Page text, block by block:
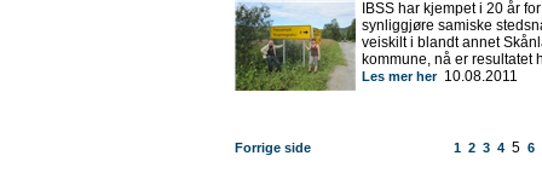
IBSS har kjempet i 20 år
synliggjøre samiske
veiskilt i blandt annet
kommune, nå er resultatet
Les mer her10.08.2011
Forrige side 1 2 3 4 5 6